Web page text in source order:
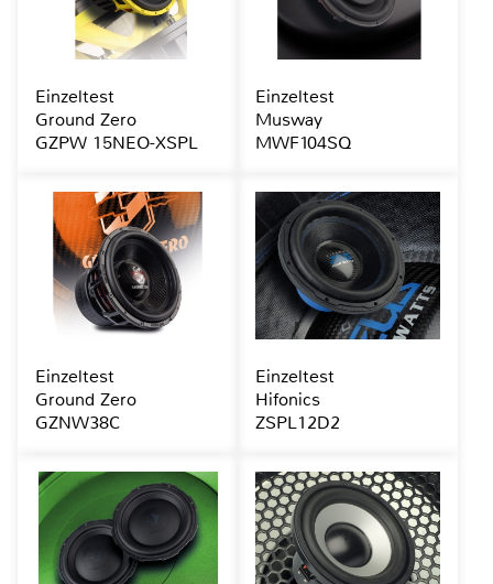
Einzeltest
Ground Zero
GZPW 15NEO-XSPL
Einzeltest
Musway
MWF104SQ
Einzeltest
Ground Zero
GZNW38C
Einzeltest
Hifonics
ZSPL12D2